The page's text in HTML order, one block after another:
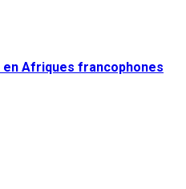
Afriques francophones